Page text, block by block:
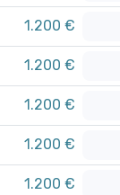
1.200 €
1.200 €
1.200 €
1.200 €
1.200 €